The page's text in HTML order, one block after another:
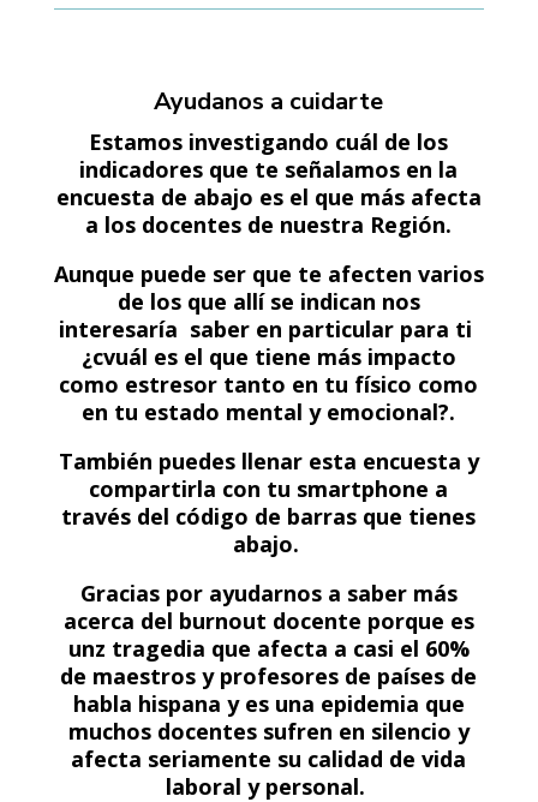
Ayudanos a cuidarte
Estamos investigando cuál de los
indicadores que te señalamos en la
encuesta de abajo es el que más afecta
a los docentes de nuestra Región.
Aunque puede ser que te afecten varios
de los que allí se indican nos
interesaría saber en particular para ti
¿cvuál es el que tiene más impacto
como estresor tanto en tu físico como
en tu estado mental y emocional?.
También puedes llenar esta encuesta y
compartirla con tu smartphone a
través del código de barras que tienes
abajo.
Gracias por ayudarnos a saber más
acerca del burnout docente porque es
unz tragedia que afecta a casi el 60%
de maestros y profesores de países de
habla hispana y es una epidemia que
muchos docentes sufren en silencio y
afecta seriamente su calidad de vida
laboral y personal.